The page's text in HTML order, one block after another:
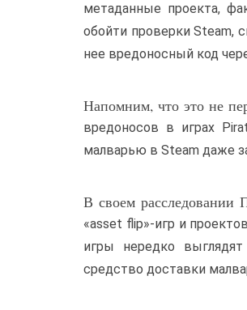
метаданные проекта,
обойти проверки Steam,
нее вредоносный код
Напомним, что это не
вредоносов в играх
малварью в Steam даже
В своем расследовании
«asset flip»-игр и
игры нередко
средство доставки